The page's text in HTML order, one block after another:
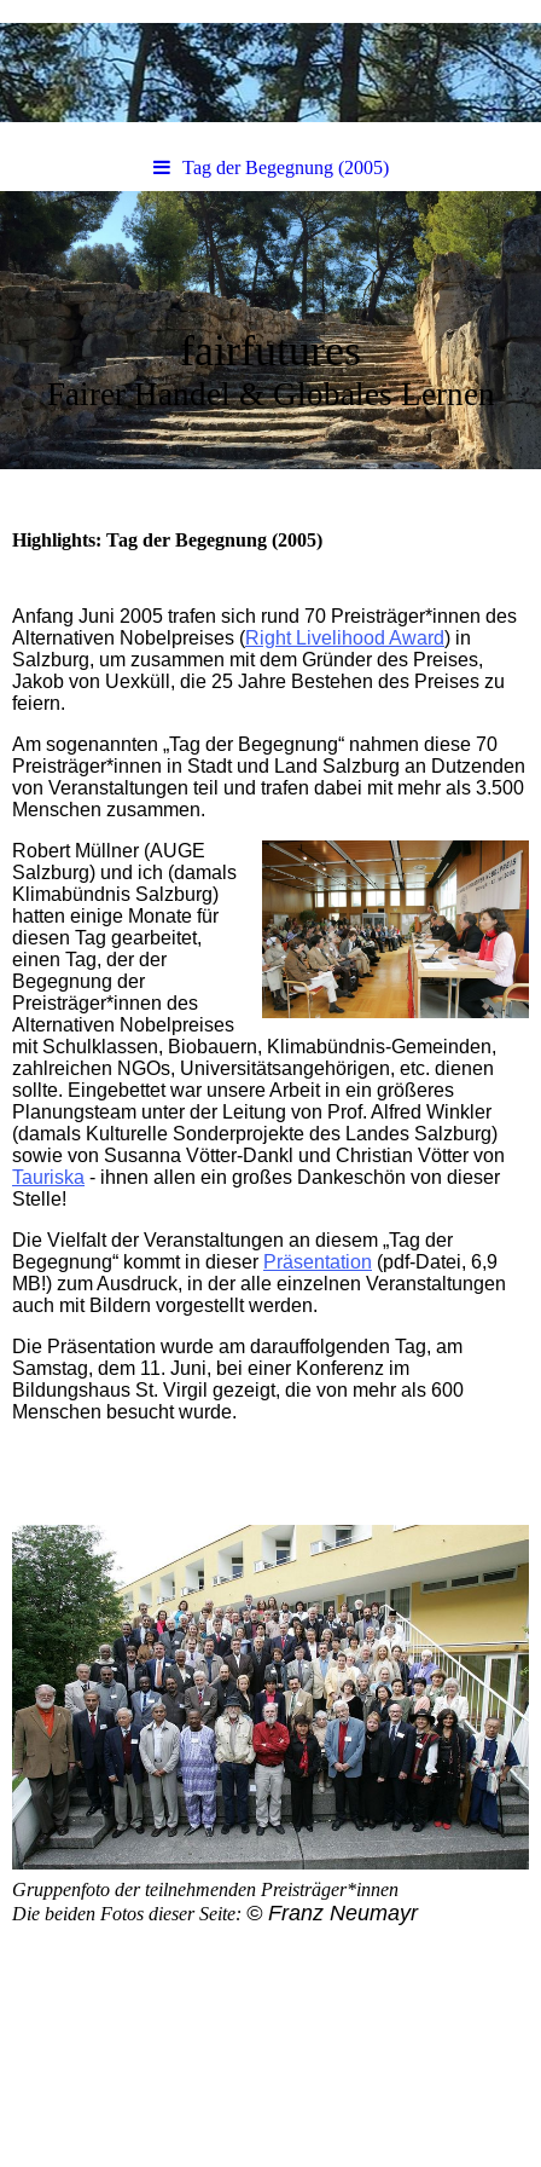
Tag der Begegnung (2005)
fairfutures
Fairer Handel & Globales Lernen
Highlights: Tag der Begegnung (2005)
Anfang Juni 2005 trafen sich rund 70 Preisträger*innen des
Alternativen Nobelpreises (Right Livelihood Award) in
Salzburg, um zusammen mit dem Gründer des Preises,
Jakob von Uexküll, die 25 Jahre Bestehen des Preises zu
feiern.
Am sogenannten „Tag der Begegnung“ nahmen diese 70
Preisträger*innen in Stadt und Land Salzburg an Dutzenden
von Veranstaltungen teil und trafen dabei mit mehr als 3.500
Menschen zusammen.
Robert Müllner (AUGE
Salzburg) und ich (damals
Klimabündnis Salzburg)
hatten einige Monate für
diesen Tag gearbeitet,
einen Tag, der der
Begegnung der
Preisträger*innen des
Alternativen Nobelpreises
mit Schulklassen, Biobauern, Klimabündnis-Gemeinden,
zahlreichen NGOs, Universitätsangehörigen, etc. dienen
sollte. Eingebettet war unsere Arbeit in ein größeres
Planungsteam unter der Leitung von Prof. Alfred Winkler
(damals Kulturelle Sonderprojekte des Landes Salzburg)
sowie von Susanna Vötter-Dankl und Christian Vötter von
Tauriska - ihnen allen ein großes Dankeschön von dieser
Stelle!
Die Vielfalt der Veranstaltungen an diesem „Tag der
Begegnung“ kommt in dieser Präsentation (pdf-Datei, 6,9
MB!) zum Ausdruck, in der alle einzelnen Veranstaltungen
auch mit Bildern vorgestellt werden.
Die Präsentation wurde am darauffolgenden Tag, am
Samstag, dem 11. Juni, bei einer Konferenz im
Bildungshaus St. Virgil gezeigt, die von mehr als 600
Menschen besucht wurde.
Gruppenfoto der teilnehmenden Preisträger*innen
Die beiden Fotos dieser Seite: © Franz Neumayr